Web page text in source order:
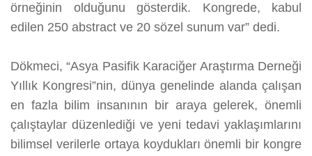
örneğinin olduğunu gösterdik. Kongrede, kabul
edilen 250 abstract ve 20 sözel sunum var” dedi.
Dökmeci, “Asya Pasifik Karaciğer Araştırma Derneği
Yıllık Kongresi”nin, dünya genelinde alanda çalışan
en fazla bilim insanının bir araya gelerek, önemli
çalıştaylar düzenlediği ve yeni tedavi yaklaşımlarını
bilimsel verilerle ortaya koydukları önemli bir kongre